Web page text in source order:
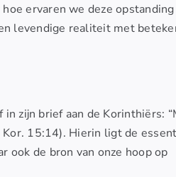
ervaren we deze
levendige realiteit met
zijn brief aan de Korinthiërs:
15:14). Hierin ligt de
ook de bron van onze hoop op